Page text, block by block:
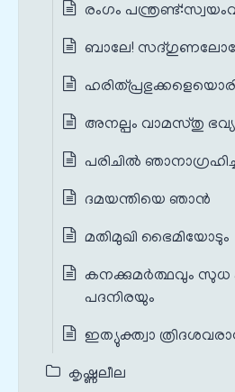
രംഗം
ബാലേ!
അനല്പം വാമസ്തു
പരിചിൽ
ദമയന്തിയെ ഞാൻ
മതിമുഖി ഭൈമിയോടും
കനക്കുമർത്ഥവും സുധ
പദനിരയും
ഇത്യുക്ത്വാ
കൃഷ്ണലീല